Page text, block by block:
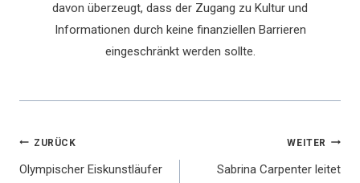
davon überzeugt, dass der Zugang zu Kultur und
Informationen durch keine finanziellen Barrieren
eingeschränkt werden sollte.
Beitragsnavigation
ZURÜCK
Olympischer Eiskunstläufer
WEITER
Sabrina Carpenter leitet